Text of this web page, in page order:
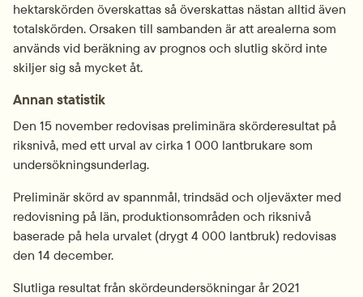
hektarskörden överskattas så överskattas nästan alltid även
totalskörden. Orsaken till sambanden är att arealerna som
används vid beräkning av prognos och slutlig skörd inte
skiljer sig så mycket åt.
Annan statistik
Den 15 november redovisas preliminära skörderesultat på
riksnivå, med ett urval av cirka 1 000 lantbrukare som
undersökningsunderlag.
Preliminär skörd av spannmål, trindsäd och oljeväxter med
redovisning på län, produktionsområden och riksnivå
baserade på hela urvalet (drygt 4 000 lantbruk) redovisas
den 14 december.
Slutliga resultat från skördeundersökningar år 2021